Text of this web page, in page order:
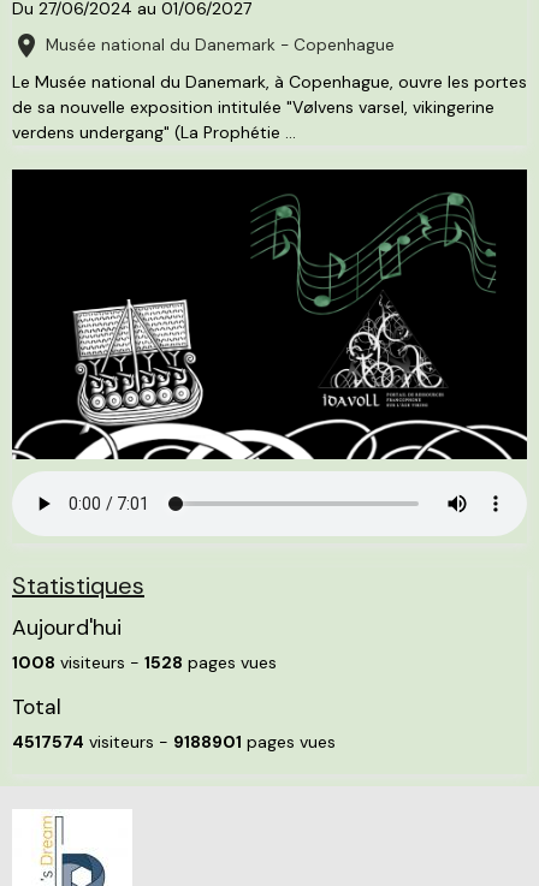
Du 27/06/2024 au 01/06/2027
Musée national du Danemark - Copenhague
Le Musée national du Danemark, à Copenhague, ouvre les portes
de sa nouvelle exposition intitulée "Vølvens varsel, vikingerine
verdens undergang" (La Prophétie ...
Statistiques
Aujourd'hui
1008 visiteurs - 1528 pages vues
Total
4517574 visiteurs - 9188901 pages vues